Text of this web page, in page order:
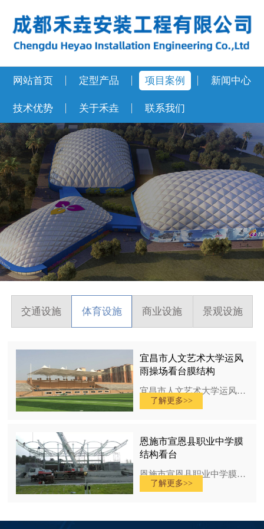
网站首页 定型产品 项目案例 新闻中心
技术优势 关于禾垚 联系我们
交通设施 体育设施 商业设施 景观设施
宜昌市人文艺术大学运风
雨操场看台膜结构
宜昌市人文艺术大学运风雨操场看台膜结构，结构设计25年，钢材采用Q235B型材，膜设计15年，膜材采用PVDF涂层，拉力6500N,面积890平方米。……
了解更多>>
恩施市宣恩县职业中学膜
结构看台
恩施市宣恩县职业中学膜结构看台，结构设计50年，钢材采用Q325B型材，膜设计25年，膜材采用PTFE，拉力7000N,面积1200平方米。……
了解更多>>